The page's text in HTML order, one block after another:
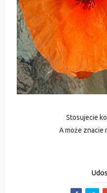
Stosujecie
A może znacie